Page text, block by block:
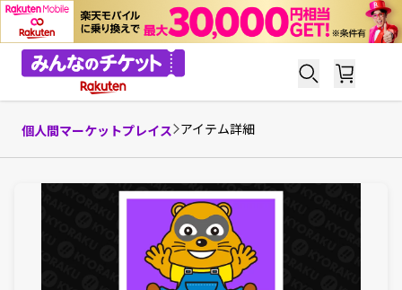
個人間マーケットプレイス アイテム詳細